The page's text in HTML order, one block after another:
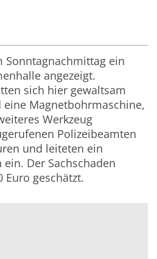
Sonntagnachmittag ein
angezeigt.
sich hier gewaltsam
Magnetbohrmaschine,
Werkzeug
Polizeibeamten
und leiteten ein
Der Sachschaden
geschätzt.